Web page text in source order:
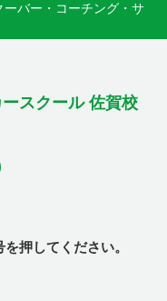
ーバー・コーチング・サ
スクール 佐賀校
押してください。